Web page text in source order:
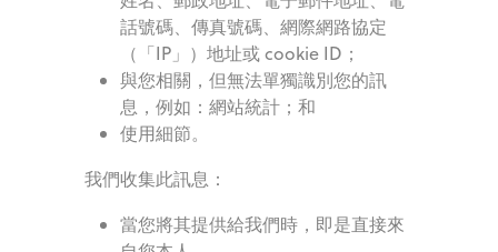
話號碼、傳真號碼、網際網路協定
（「IP」）地址或 cookie ID；
與您相關，但無法單獨識別您的訊
息，例如：網站統計；和
使用細節。
我們收集此訊息：
當您將其提供給我們時，即是直接來